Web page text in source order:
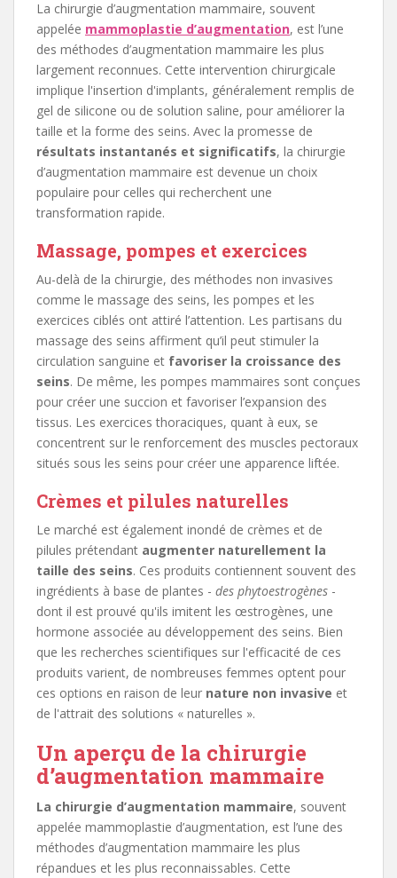
La chirurgie d’augmentation mammaire, souvent
appelée mammoplastie d’augmentation, est l’une
des méthodes d’augmentation mammaire les plus
largement reconnues. Cette intervention chirurgicale
implique l'insertion d'implants, généralement remplis de
gel de silicone ou de solution saline, pour améliorer la
taille et la forme des seins. Avec la promesse de
résultats instantanés et significatifs, la chirurgie
d’augmentation mammaire est devenue un choix
populaire pour celles qui recherchent une
transformation rapide.
Massage, pompes et exercices
Au-delà de la chirurgie, des méthodes non invasives
comme le massage des seins, les pompes et les
exercices ciblés ont attiré l’attention. Les partisans du
massage des seins affirment qu’il peut stimuler la
circulation sanguine et favoriser la croissance des
seins. De même, les pompes mammaires sont conçues
pour créer une succion et favoriser l’expansion des
tissus. Les exercices thoraciques, quant à eux, se
concentrent sur le renforcement des muscles pectoraux
situés sous les seins pour créer une apparence liftée.
Crèmes et pilules naturelles
Le marché est également inondé de crèmes et de
pilules prétendant augmenter naturellement la
taille des seins. Ces produits contiennent souvent des
ingrédients à base de plantes - des phytoestrogènes -
dont il est prouvé qu'ils imitent les œstrogènes, une
hormone associée au développement des seins. Bien
que les recherches scientifiques sur l'efficacité de ces
produits varient, de nombreuses femmes optent pour
ces options en raison de leur nature non invasive et
de l'attrait des solutions « naturelles ».
Un aperçu de la chirurgie
d’augmentation mammaire
La chirurgie d’augmentation mammaire, souvent
appelée mammoplastie d’augmentation, est l’une des
méthodes d’augmentation mammaire les plus
répandues et les plus reconnaissables. Cette